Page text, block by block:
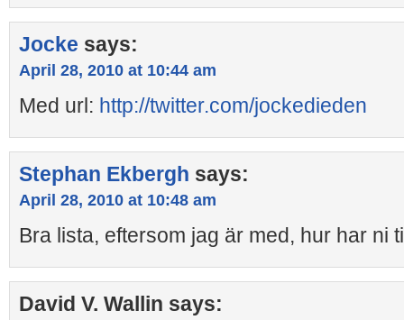
Jocke says:
April 28, 2010 at 10:44 am
Med url: http://twitter.com/jockedieden
Stephan Ekbergh says:
April 28, 2010 at 10:48 am
Bra lista, eftersom jag är med, hur har ni
David V. Wallin says: